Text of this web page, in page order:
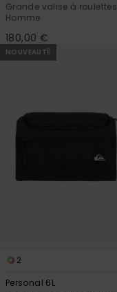
les
et
de
Grande valise à
Homme
180,00 €
NOUVEAUTÉ
2
Personal 6L